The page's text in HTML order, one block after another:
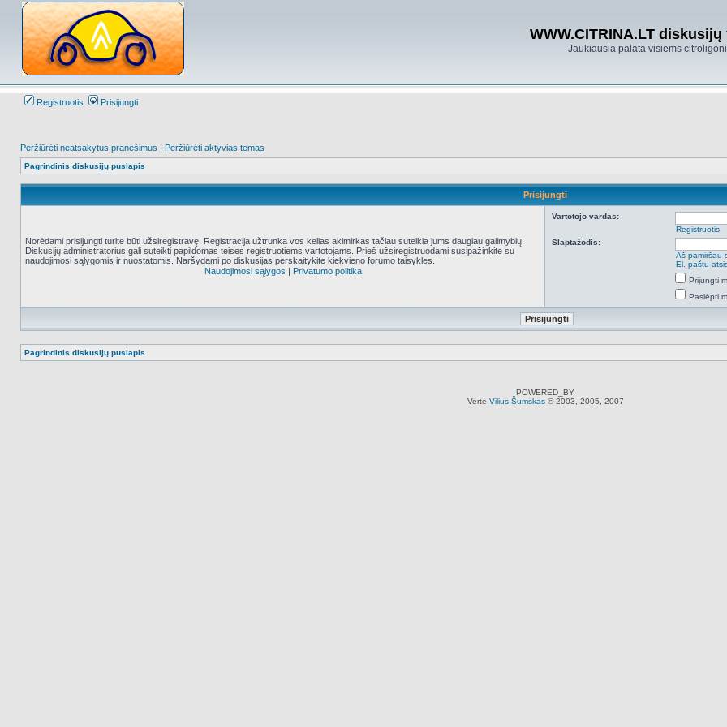
WWW.CITRINA.LT
Jaukiausia palata visiems
Registruotis Prisijungti
Peržiūrėti neatsakytus pranešimus | Peržiūrėti aktyvias temas
Pagrindinis diskusijų puslapis
Prisijungti
Norėdami prisijungti turite būti užsiregistravę. Registracija užtrunka vos kelias akimirkas tačiau suteikia jums daugiau galimybių.
Diskusijų administratorius gali suteikti papildomas teises registruotiems vartotojams. Prieš užsiregistruodami susipažinkite su
naudojimosi sąlygomis ir nuostatomis. Naršydami po diskusijas perskaitykite kiekvieno forumo taisykles.
Naudojimosi sąlygos | Privatumo politika
Vartotojo vardas:
Registruotis
Slaptažodis:
Aš pamiršau
El. paštu
Prijungti
Paslėpti
Pagrindinis diskusijų puslapis
POWERED_BY
Vertė Vilius Šumskas© 2003, 2005, 2007